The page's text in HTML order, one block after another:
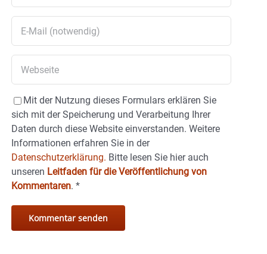
Mit der Nutzung dieses Formulars erklären Sie
sich mit der Speicherung und Verarbeitung Ihrer
Daten durch diese Website einverstanden. Weitere
Informationen erfahren Sie in der
Datenschutzerklärung. Bitte lesen Sie hier auch
unseren Leitfaden für die Veröffentlichung von
Kommentaren. *